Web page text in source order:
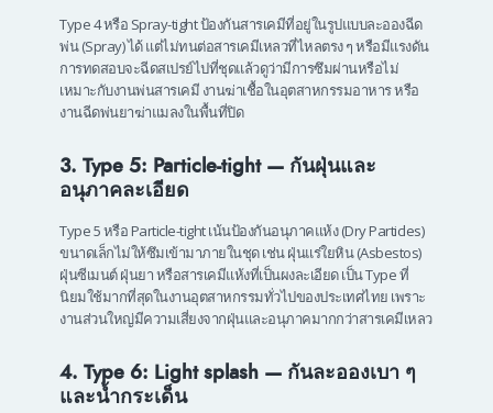
Type 4 หรือ Spray-tight ป้องกันสารเคมีที่อยู่ในรูปแบบละอองฉีด
พ่น (Spray) ได้ แต่ไม่ทนต่อสารเคมีเหลวที่ไหลตรง ๆ หรือมีแรงดัน
การทดสอบจะฉีดสเปรย์ไปที่ชุดแล้วดูว่ามีการซึมผ่านหรือไม่
เหมาะกับงานพ่นสารเคมี งานฆ่าเชื้อในอุตสาหกรรมอาหาร หรือ
งานฉีดพ่นยาฆ่าแมลงในพื้นที่ปิด
3. Type 5: Particle-tight — กันฝุ่นและ
อนุภาคละเอียด
Type 5 หรือ Particle-tight เน้นป้องกันอนุภาคแห้ง (Dry Particles)
ขนาดเล็กไม่ให้ซึมเข้ามาภายในชุด เช่น ฝุ่นแร่ใยหิน (Asbestos)
ฝุ่นซีเมนต์ ฝุ่นยา หรือสารเคมีแห้งที่เป็นผงละเอียด เป็น Type ที่
นิยมใช้มากที่สุดในงานอุตสาหกรรมทั่วไปของประเทศไทย เพราะ
งานส่วนใหญ่มีความเสี่ยงจากฝุ่นและอนุภาคมากกว่าสารเคมีเหลว
4. Type 6: Light splash — กันละอองเบา ๆ
และน้ำกระเด็น